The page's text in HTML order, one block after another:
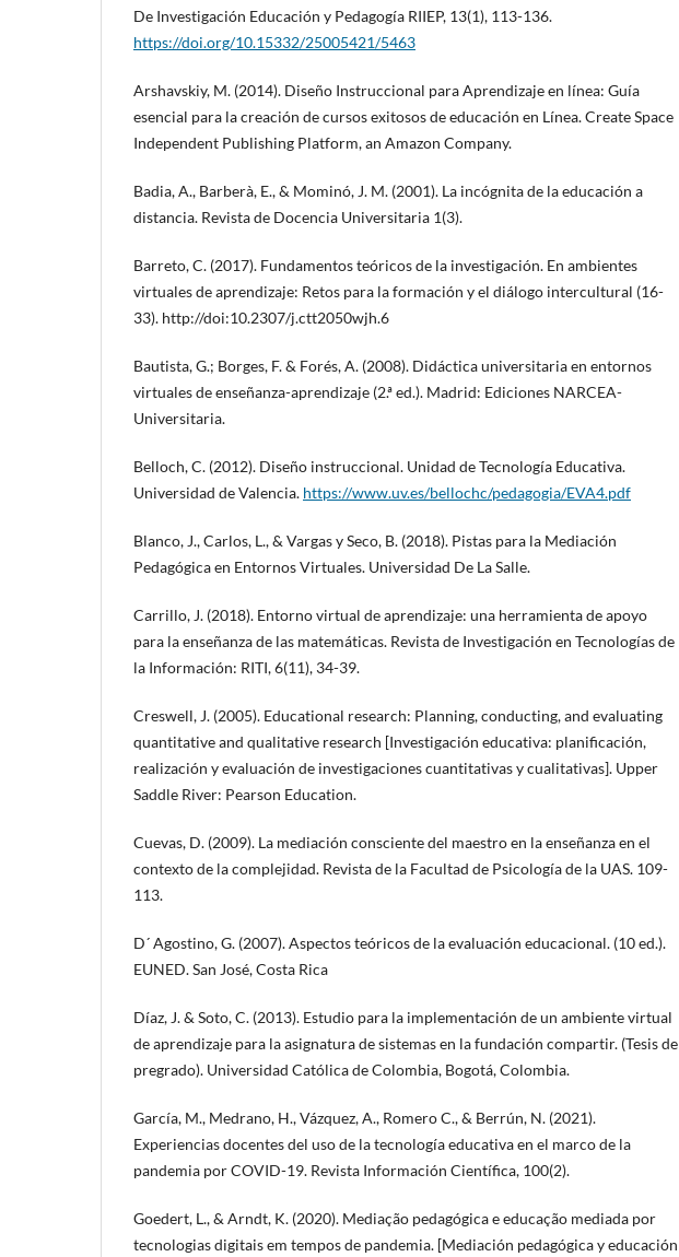
De Investigación Educación y Pedagogía RIIEP, 13(1), 113-136.
https://doi.org/10.15332/25005421/5463
Arshavskiy, M. (2014). Diseño Instruccional para Aprendizaje en línea: Guía
esencial para la creación de cursos exitosos de educación en Línea. Create Space
Independent Publishing Platform, an Amazon Company.
Badia, A., Barberà, E., & Mominó, J. M. (2001). La incógnita de la educación a
distancia. Revista de Docencia Universitaria 1(3).
Barreto, C. (2017). Fundamentos teóricos de la investigación. En ambientes
virtuales de aprendizaje: Retos para la formación y el diálogo intercultural (16-
33). http://doi:10.2307/j.ctt2050wjh.6
Bautista, G.; Borges, F. & Forés, A. (2008). Didáctica universitaria en entornos
virtuales de enseñanza-aprendizaje (2.ª ed.). Madrid: Ediciones NARCEA-
Universitaria.
Belloch, C. (2012). Diseño instruccional. Unidad de Tecnología Educativa.
Universidad de Valencia. https://www.uv.es/bellochc/pedagogia/EVA4.pdf
Blanco, J., Carlos, L., & Vargas y Seco, B. (2018). Pistas para la Mediación
Pedagógica en Entornos Virtuales. Universidad De La Salle.
Carrillo, J. (2018). Entorno virtual de aprendizaje: una herramienta de apoyo
para la enseñanza de las matemáticas. Revista de Investigación en Tecnologías de
la Información: RITI, 6(11), 34-39.
Creswell, J. (2005). Educational research: Planning, conducting, and evaluating
quantitative and qualitative research [Investigación educativa: planificación,
realización y evaluación de investigaciones cuantitativas y cualitativas]. Upper
Saddle River: Pearson Education.
Cuevas, D. (2009). La mediación consciente del maestro en la enseñanza en el
contexto de la complejidad. Revista de la Facultad de Psicología de la UAS. 109-
113.
D´ Agostino, G. (2007). Aspectos teóricos de la evaluación educacional. (10 ed.).
EUNED. San José, Costa Rica
Díaz, J. & Soto, C. (2013). Estudio para la implementación de un ambiente virtual
de aprendizaje para la asignatura de sistemas en la fundación compartir. (Tesis de
pregrado). Universidad Católica de Colombia, Bogotá, Colombia.
García, M., Medrano, H., Vázquez, A., Romero C., & Berrún, N. (2021).
Experiencias docentes del uso de la tecnología educativa en el marco de la
pandemia por COVID-19. Revista Información Científica, 100(2).
Goedert, L., & Arndt, K. (2020). Mediação pedagógica e educação mediada por
tecnologias digitais em tempos de pandemia. [Mediación pedagógica y educación